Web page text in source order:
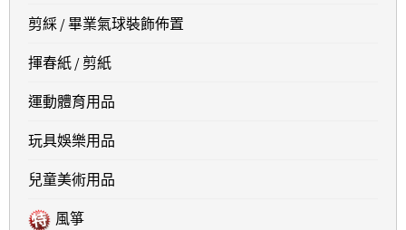
剪綵 / 畢業氣球裝飾佈置
揮春紙 / 剪紙
運動體育用品
玩具娛樂用品
兒童美術用品
風箏